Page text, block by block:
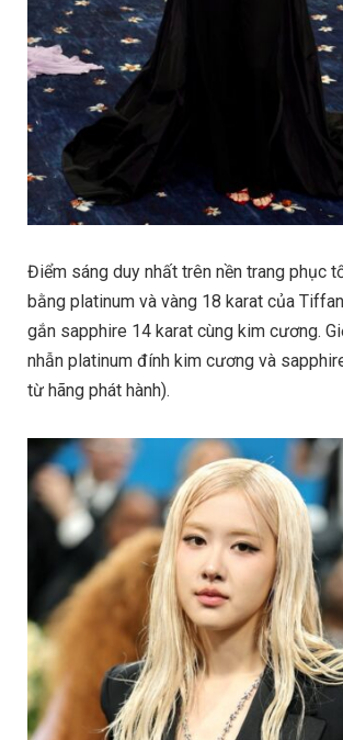
Điểm sáng duy nhất trên nền trang phục
bằng platinum và vàng 18 karat của
gắn sapphire 14 karat cùng kim cương.
nhẫn platinum đính kim cương và
từ hãng phát hành).